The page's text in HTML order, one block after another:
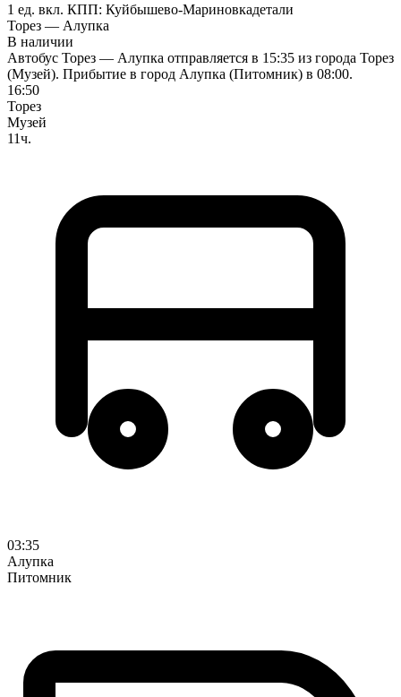
1 ед. вкл. КПП: Куйбышево-Мариновкадетали
Торез — Алупка
В наличии
Автобус Торез — Алупка отправляется в 15:35 из города Торез
(Музей). Прибытие в город Алупка (Питомник) в 08:00.
16:50
Торез
Музей
11ч.
03:35
Алупка
Питомник